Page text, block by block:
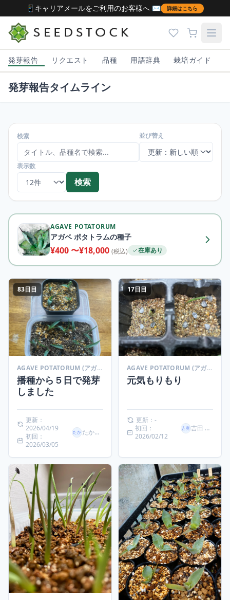
📱キャリアメールをご利用のお客様へ ✉️ 詳細はこちら
発芽報告 リクエスト 品種 用語辞典 栽培ガイド
発芽報告タイムライン
検索 並び替え
表示数
検索
AGAVE POTATORUM
アガベ ポタトラムの種子
¥400 〜¥18,000 (税込) 在庫あり
83日目
AGAVE POTATORUM (アガベ ポタトラム)
播種から５日で発芽
しました
更新：
2026/04/19
初回：
2026/03/05
たかよし
17日目
AGAVE POTATORUM (アガベ ポタトラム)
元気もりもり
更新：-
初回：
2026/02/12
吉田 寛彦